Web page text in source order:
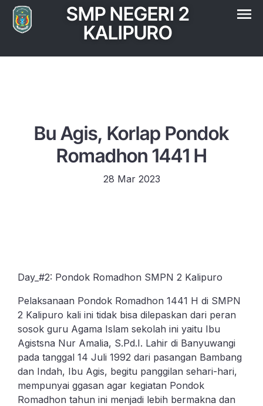
SMP NEGERI 2
KALIPURO
Bu Agis, Korlap Pondok
Romadhon 1441 H
28 Mar 2023
Day_#2: Pondok Romadhon SMPN 2 Kalipuro
Pelaksanaan Pondok Romadhon 1441 H di SMPN
2 Kalipuro kali ini tidak bisa dilepaskan dari peran
sosok guru Agama Islam sekolah ini yaitu Ibu
Agistsna Nur Amalia, S.Pd.I. Lahir di Banyuwangi
pada tanggal 14 Juli 1992 dari pasangan Bambang
dan Indah, Ibu Agis, begitu panggilan sehari-hari,
mempunyai ggasan agar kegiatan Pondok
Romadhon tahun ini menjadi lebih bermakna dan